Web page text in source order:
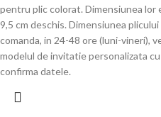
pentru plic colorat. Dimensiunea lor
9,5 cm deschis. Dimensiunea
comanda, in 24-48 ore (luni-vineri),
modelul de invitatie personalizata
confirma datele.